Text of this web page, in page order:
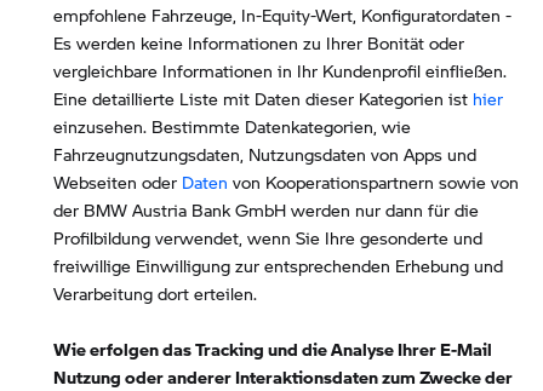
empfohlene Fahrzeuge, In-Equity-Wert, Konfiguratordaten -
Es werden keine Informationen zu Ihrer Bonität oder
vergleichbare Informationen in Ihr Kundenprofil einfließen.
Eine detaillierte Liste mit Daten dieser Kategorien ist hier
einzusehen. Bestimmte Datenkategorien, wie
Fahrzeugnutzungsdaten, Nutzungsdaten von Apps und
Webseiten oder Daten von Kooperationspartnern sowie von
der BMW Austria Bank GmbH werden nur dann für die
Profilbildung verwendet, wenn Sie Ihre gesonderte und
freiwillige Einwilligung zur entsprechenden Erhebung und
Verarbeitung dort erteilen.
Wie erfolgen das Tracking und die Analyse Ihrer E-Mail
Nutzung oder anderer Interaktionsdaten zum Zwecke der